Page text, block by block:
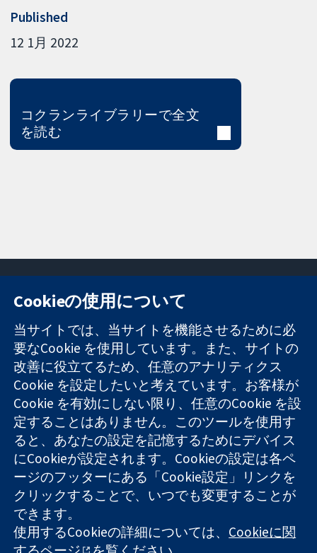
Published
12 1月 2022
コクランライブラリーで全文
を読む
信頼できるエビ
デンスと
情報に基づく意
思決定により
健康のさらなる
向上へ
11-13 Cavendish
Square
London
W1G 0AN
United Kingdom
お問い合わせ
ニュース
広報
コクランにつ
いて
採用
Cochrane
Library
コクラン・コラボレーションは、イングランド及びウェールズ
に登録された慈善団体（登録番号 1045921）および保証有限責
任会社（登録番号 03044323）です。付加価値税登録番号 GB
718 2127 49
Cookieの使用について
当サイトでは、当サイトを機能させるために必
要なCookie を使用しています。また、サイトの
改善に役立てるため、任意のアナリティクス
Cookie を設定したいと考えています。お客様が
Cookie を有効にしない限り、任意のCookie を設
定することはありません。このツールを使用す
ると、あなたの設定を記憶するためにデバイス
にCookieが設定されます。Cookieの設定は各ペ
ージのフッターにある「Cookie設定」リンクを
クリックすることで、いつでも変更することが
できます。
使用するCookieの詳細については、 Cookieに関